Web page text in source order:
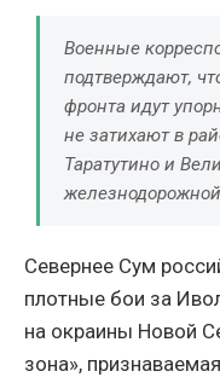
Военные
подтверждают,
фронта идут
не затихают в
Таратутино и
Севернее Сум
плотные бои за
на окраины Новой
зона»,